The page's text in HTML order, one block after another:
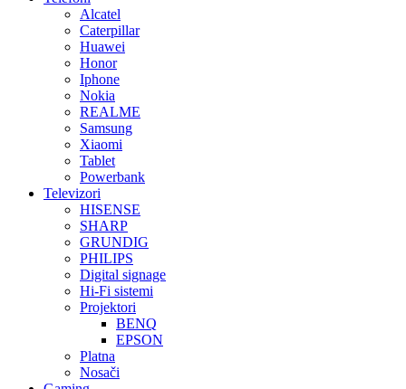
Alcatel
Caterpillar
Huawei
Honor
Iphone
Nokia
REALME
Samsung
Xiaomi
Tablet
Powerbank
Televizori
HISENSE
SHARP
GRUNDIG
PHILIPS
Digital signage
Hi-Fi sistemi
Projektori
BENQ
EPSON
Platna
Nosači